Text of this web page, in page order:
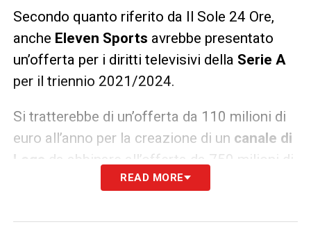
Secondo quanto riferito da Il Sole 24 Ore,
anche Eleven Sports avrebbe presentato
un’offerta per i diritti televisivi della Serie A
per il triennio 2021/2024.
Si tratterebbe di un’offerta da 110 milioni di
euro all’anno per la creazione di un canale di
Lega
da abbinare all’offerta da 750 milioni di
. In totale farebbero 850 milioni,
READ MORE